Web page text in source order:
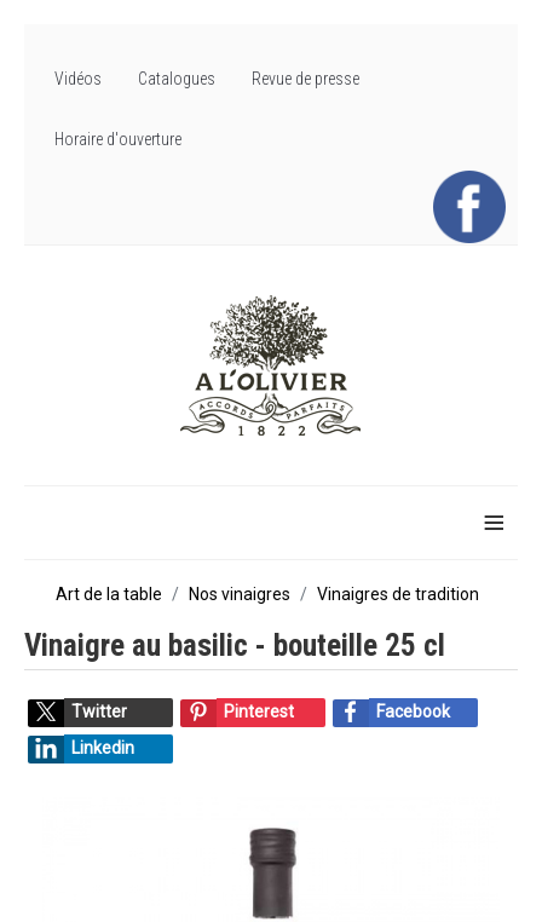
Vidéos Catalogues Revue de presse
Horaire d'ouverture
≡
Art de la table Nos vinaigres Vinaigres de tradition
Vinaigre au basilic - bouteille 25 cl
Twitter Pinterest
Facebook
Linkedin